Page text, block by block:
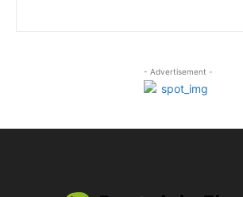
- Advertisement -